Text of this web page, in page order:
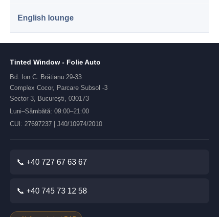
English lounge
Tinted Window - Folie Auto
Bd. Ion C. Brătianu 29-33
Complex Cocor, Parcare Subsol -3
Sector 3, București, 030173
Luni–Sâmbătă: 09:00–21:00
CUI: 27697237 | J40/10974/2010
📞 +40 727 67 63 67
📞 +40 745 73 12 58